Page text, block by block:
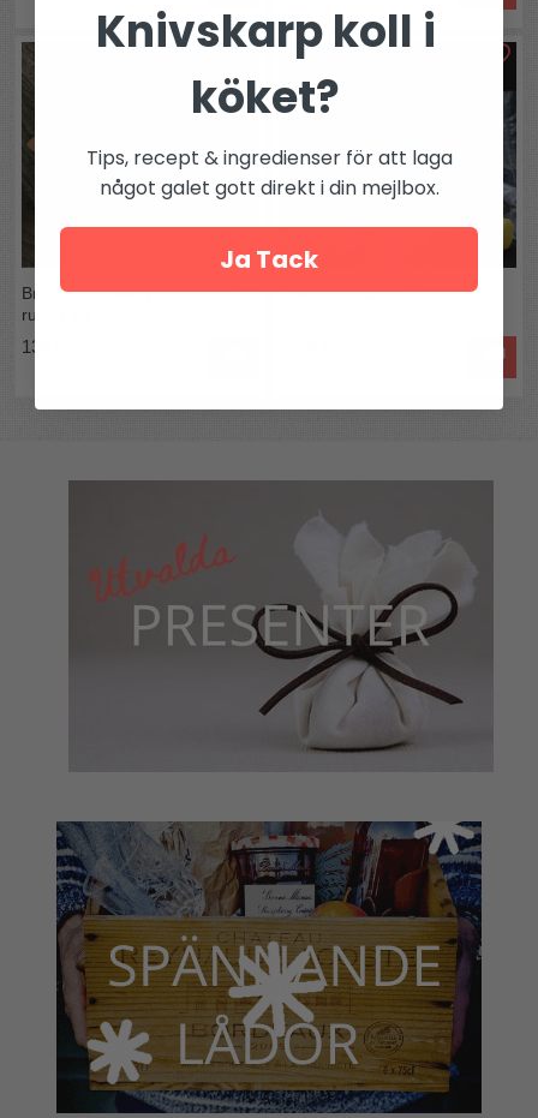
Brödspade eller pizzaspade
rund i trä
139 kr
Cellofanpåsar nr 3
Knivskarp koll i
köket?
Tips, recept & ingredienser för att laga
något galet gott direkt i din mejlbox.
Ja Tack